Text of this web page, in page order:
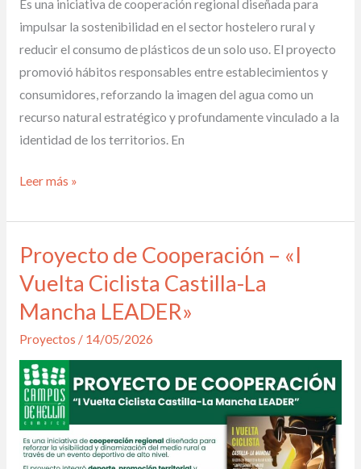
Es una iniciativa de cooperación regional diseñada para
impulsar la sostenibilidad en el sector hostelero rural y
reducir el consumo de plásticos de un solo uso. El proyecto
promovió hábitos responsables entre establecimientos y
consumidores, reforzando la imagen del agua como un
recurso natural estratégico y profundamente vinculado a la
identidad de los territorios. En
Leer más »
Proyecto de Cooperación – «I
Vuelta Ciclista Castilla-La
Mancha LEADER»
Proyectos / 14/05/2026
Proyecto
de
Cooperación
–
«I
Vuelta
Ciclista
Castilla-
La
Mancha